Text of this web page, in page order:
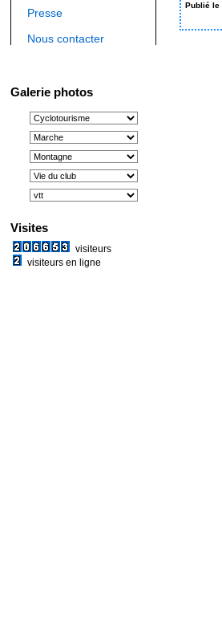
Presse
Nous contacter
Galerie photos
Visites
visiteurs
visiteurs en ligne
Publié le